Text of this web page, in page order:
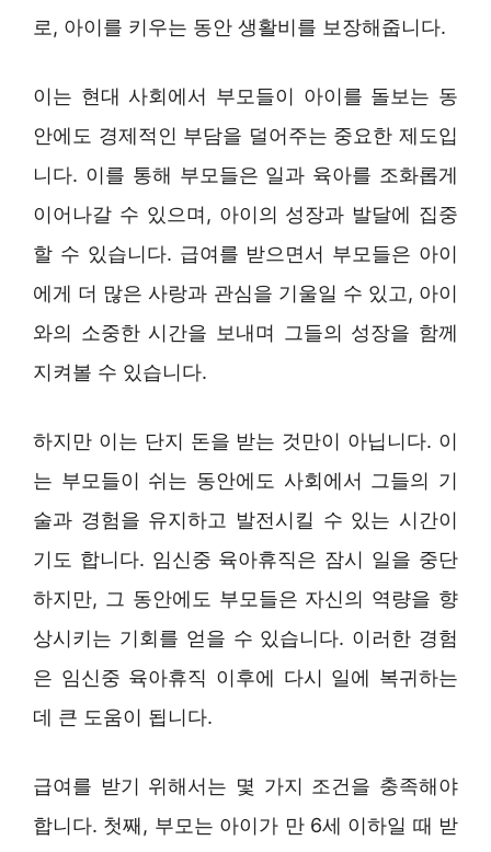
로, 아이를 키우는 동안 생활비를 보장해줍니다.
이는 현대 사회에서 부모들이 아이를 돌보는 동
안에도 경제적인 부담을 덜어주는 중요한 제도입
니다. 이를 통해 부모들은 일과 육아를 조화롭게
이어나갈 수 있으며, 아이의 성장과 발달에 집중
할 수 있습니다. 급여를 받으면서 부모들은 아이
에게 더 많은 사랑과 관심을 기울일 수 있고, 아이
와의 소중한 시간을 보내며 그들의 성장을 함께
지켜볼 수 있습니다.
하지만 이는 단지 돈을 받는 것만이 아닙니다. 이
는 부모들이 쉬는 동안에도 사회에서 그들의 기
술과 경험을 유지하고 발전시킬 수 있는 시간이
기도 합니다. 임신중 육아휴직은 잠시 일을 중단
하지만, 그 동안에도 부모들은 자신의 역량을 향
상시키는 기회를 얻을 수 있습니다. 이러한 경험
은 임신중 육아휴직 이후에 다시 일에 복귀하는
데 큰 도움이 됩니다.
급여를 받기 위해서는 몇 가지 조건을 충족해야
합니다. 첫째, 부모는 아이가 만 6세 이하일 때 받